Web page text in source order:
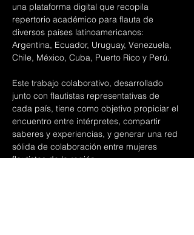
una plataforma digital que recopila
repertorio académico para flauta de
diversos países latinoamericanos:
Argentina, Ecuador, Uruguay, Venezuela,
Chile, México, Cuba, Puerto Rico y Perú.
Este trabajo colaborativo, desarrollado
junto con flautistas representativas de
cada país, tiene como objetivo propiciar el
encuentro entre intérpretes, compartir
saberes y experiencias, y generar una red
sólida de colaboración entre mujeres
flautistas de la región.